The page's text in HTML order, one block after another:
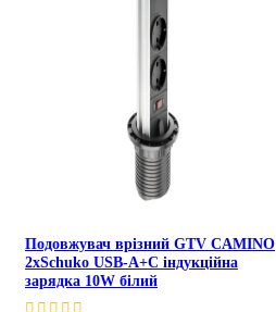
Подовжувач врізний GTV CAMINO
2xSchuko USB-A+С індукційна
зарядка 10W білий